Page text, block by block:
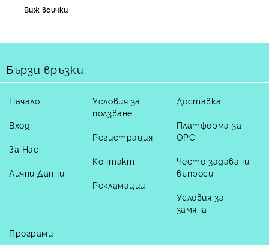
Виж всички
Бързи връзки:
Начало
Вход
За Нас
Лични Данни
Условия за
ползване
Регистрация
Контакт
Рекламации
Доставка
Платформа за
ОРС
Често задавани
въпроси
Условия за
замяна
Програми